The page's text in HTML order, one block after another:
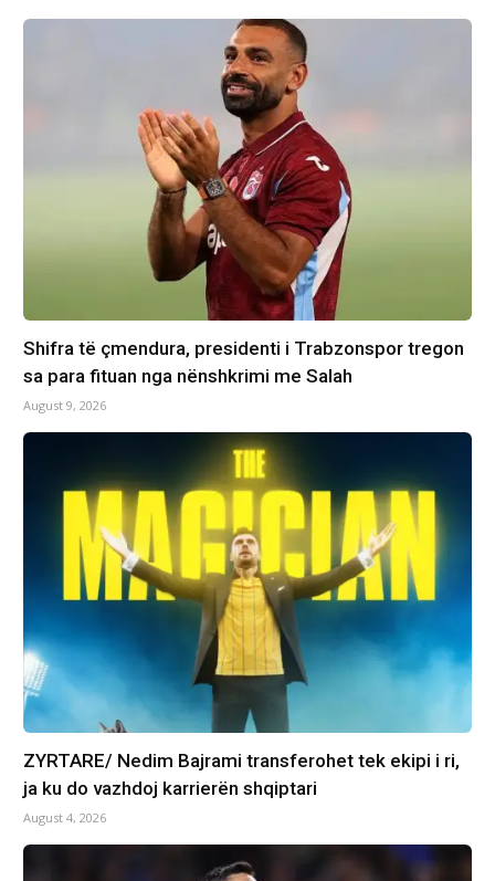
Shifra të çmendura, presidenti i Trabzonspor tregon
sa para fituan nga nënshkrimi me Salah
August 9, 2026
ZYRTARE/ Nedim Bajrami transferohet tek ekipi i ri,
ja ku do vazhdoj karrierën shqiptari
August 4, 2026